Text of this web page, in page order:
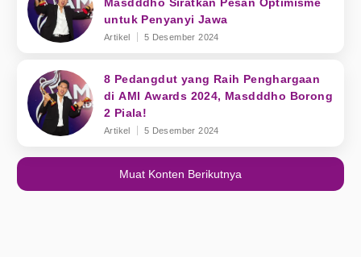
untuk Penyanyi Jawa
Artikel 5 Desember 2024
8 Pedangdut yang Raih Penghargaan
di AMI Awards 2024, Masdddho Borong
2 Piala!
Artikel 5 Desember 2024
Muat Konten Berikutnya